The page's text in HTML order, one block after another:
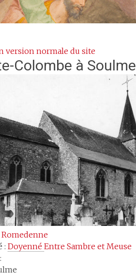
version normale du site
Colombe à Soulme
Romedenne
: Doyenné Entre Sambre et Meuse